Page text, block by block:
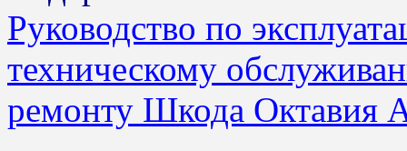
Руководство по
техническому
ремонту Шкода Октавия